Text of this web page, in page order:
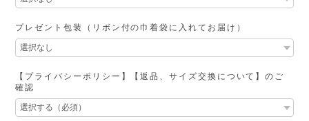
プレゼント包装（リボン付の巾着袋に入れてお届け）
【プライバシーポリシー】【返品、サイズ交換について】のご
確認